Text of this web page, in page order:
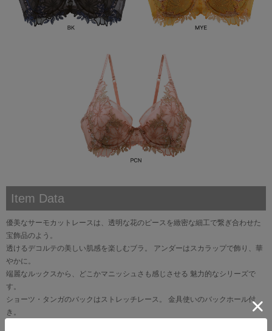
Item Data
優美なサーモカットレースは、透明な花のピースを緻密な細工で繋ぎ合わせた
宝飾品のよう。
透けるデコルテの美しい肌感を楽しむブラ。 アンダーはスカラップで飾り、華
やかに。
端麗なルックスから、どこかマニッシュさも感じさせる 魅力的なシリーズで
す。
ショーツ・タンガのバックはストレッチレース。 金具使いのバックホール付
き。